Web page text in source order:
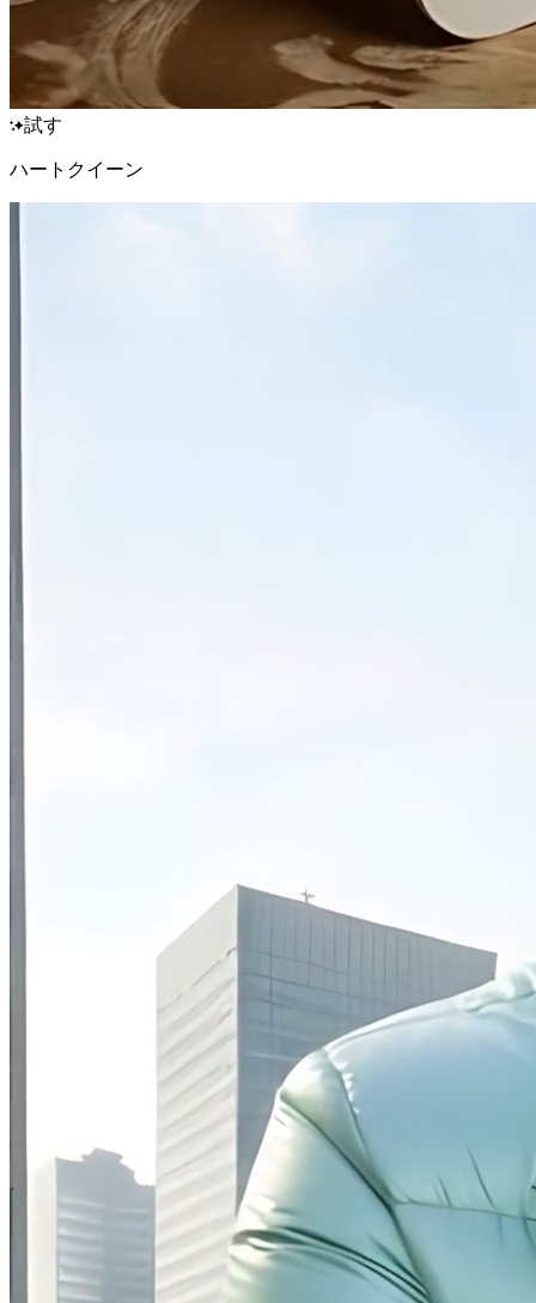
試す
ハートクイーン